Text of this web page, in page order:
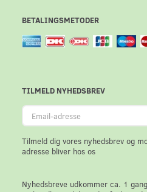
BETALINGSMETODER
TILMELD NYHEDSBREV
Email-
adresse
Tilmeld dig vores nyhedsbrev og
adresse bliver hos os
Nyhedsbreve udkommer ca. 1